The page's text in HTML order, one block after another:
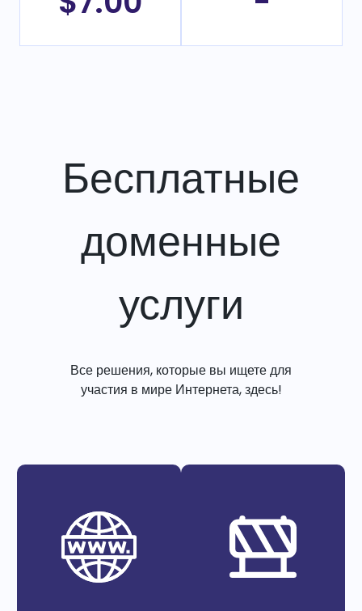
Бесплатные
доменные
услуги
Все решения, которые вы ищете для
участия в мире Интернета, здесь!